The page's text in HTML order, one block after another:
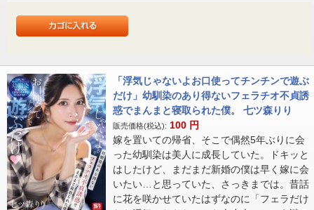
「浮気じゃないよお口使ってチンチンで遊ぶ
だけ」幼馴染のあり得ないフェラチオ不貞誘
惑でまんまと寝取られた僕。 七ツ森りり
販売価格(税込): 100 円
嫁を置いての帰省、そこで偶然5年ぶりに会
った幼馴染は美人に成長していた。ドキッと
はしたけど、まだまだ新婚の僕は早く嫁に会
いたい…と思っていた、さっきまでは。昔話
に花を咲かせていたはずなのに「フェラだけ